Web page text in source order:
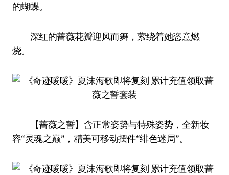
的蝴蝶。
深红的蔷薇花瓣迎风而舞，萦绕着她恣意燃
烧。
【蔷薇之誓】含正常姿势与特殊姿势，全新妆
容“灵魂之巅”，精美可移动摆件“绯色迷局”。